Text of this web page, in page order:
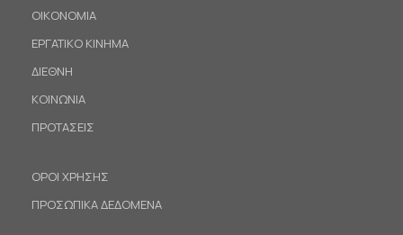
ΟΙΚΟΝΟΜΙΑ
ΕΡΓΑΤΙΚΟ ΚΙΝΗΜΑ
ΔΙΕΘΝΗ
ΚΟΙΝΩΝΙΑ
ΠΡΟΤΑΣΕΙΣ
ΟΡΟΙ ΧΡΗΣΗΣ
ΠΡΟΣΩΠΙΚΑ ΔΕΔΟΜΕΝΑ